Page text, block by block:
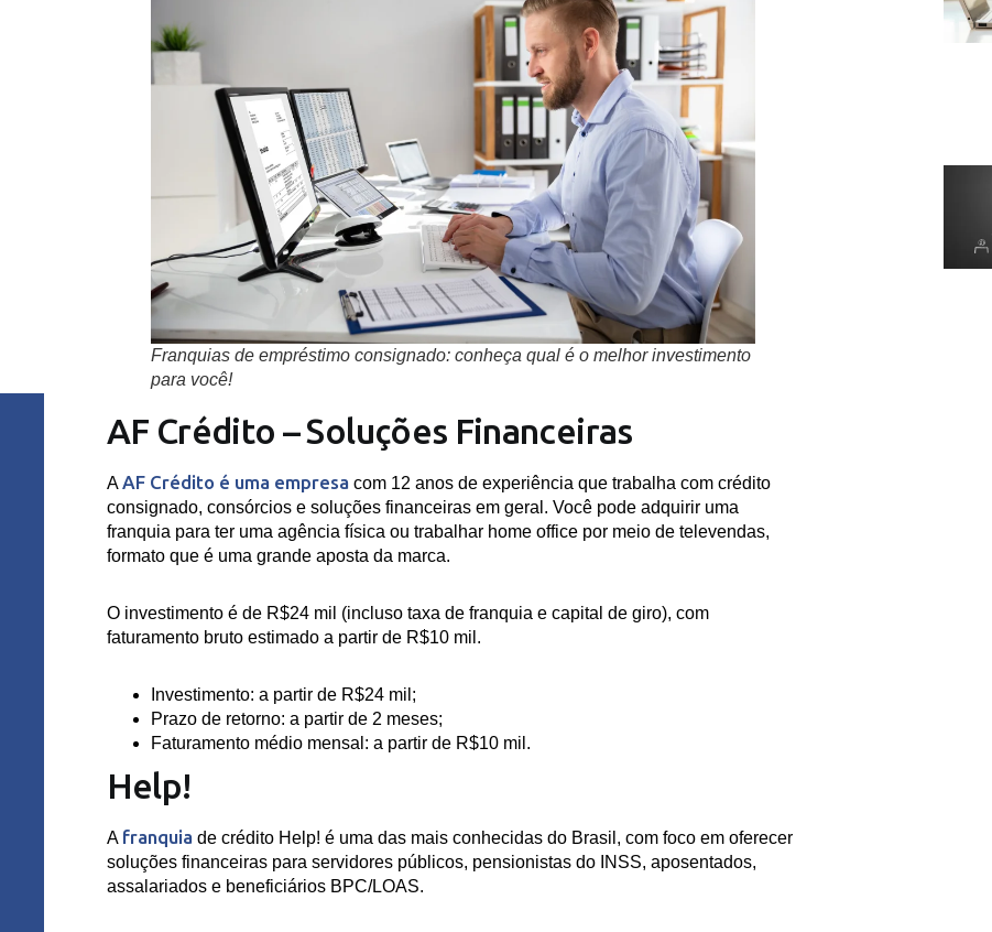
Franquias de empréstimo consignado: conheça qual é o melhor investimento
para você!
AF Crédito – Soluções Financeiras
AAF Crédito é uma empresa com 12 anos de experiência que trabalha com crédito
consignado, consórcios e soluções financeiras em geral. Você pode adquirir uma
franquia para ter uma agência física ou trabalhar home office por meio de televendas,
formato que é uma grande aposta da marca.
O investimento é de R$24 mil (incluso taxa de franquia e capital de giro), com
faturamento bruto estimado a partir de R$10 mil.
Investimento: a partir de R$24 mil;
Prazo de retorno: a partir de 2 meses;
Faturamento médio mensal: a partir de R$10 mil.
Help!
A franquia de crédito Help! é uma das mais conhecidas do Brasil, com foco em oferecer
soluções financeiras para servidores públicos, pensionistas do INSS, aposentados,
assalariados e beneficiários BPC/LOAS.